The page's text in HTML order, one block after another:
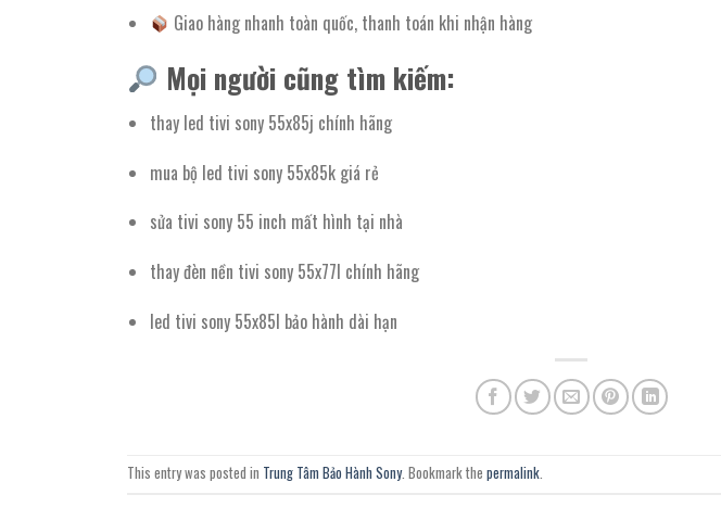
Giao hàng nhanh toàn quốc, thanh toán khi nhận hàng
Mọi người cũng tìm kiếm:
thay led tivi sony 55x85j chính hãng
mua bộ led tivi sony 55x85k giá rẻ
sửa tivi sony 55 inch mất hình tại nhà
thay đèn nền tivi sony 55x77l chính hãng
led tivi sony 55x85l bảo hành dài hạn
This entry was posted in Trung Tâm Bảo Hành Sony. Bookmark the permalink.